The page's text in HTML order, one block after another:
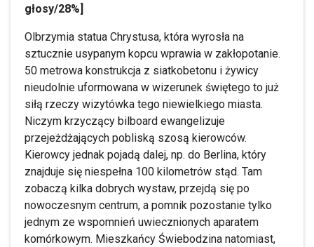
głosy/28%]
Olbrzymia statua Chrystusa, która wyrosła na
sztucznie usypanym kopcu wprawia w zakłopotanie.
50 metrowa konstrukcja z siatkobetonu i żywicy
nieudolnie uformowana w wizerunek świętego to już
siłą rzeczy wizytówka tego niewielkiego miasta.
Niczym krzyczący bilboard ewangelizuje
przejeżdżających pobliską szosą kierowców.
Kierowcy jednak pojadą dalej, np. do Berlina, który
znajduje się niespełna 100 kilometrów stąd. Tam
zobaczą kilka dobrych wystaw, przejdą się po
nowoczesnym centrum, a pomnik pozostanie tylko
jednym ze wspomnień uwiecznionych aparatem
komórkowym. Mieszkańcy Świebodzina natomiast,